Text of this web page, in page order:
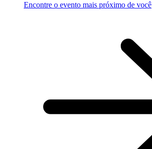
Encontre o evento mais próximo de você